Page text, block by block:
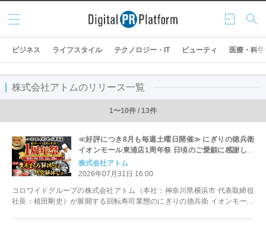
ログ
イン
検索
メニ
ュー
ビジネス ライフスタイル テクノロジー・IT ビューティ 医療・科学
株式会社アトムのリリース一覧
1〜10件 / 13件
≪好評につき8月も毎週土曜日開催≫ にぎりの徳兵衛
イオンモール東浦店1周年祭 日頃のご愛顧に感謝して
昼は国産の生本まぐろ、夜は鮮魚の解体ショー開催！
株式会社アトム
2026年07月31日 16:00
コロワイドグループの株式会社アトム（本社：神奈川県横浜市 代表取締役
社長：植田剛史）が展開する回転寿司業態のにぎりの徳兵衛 イオンモール